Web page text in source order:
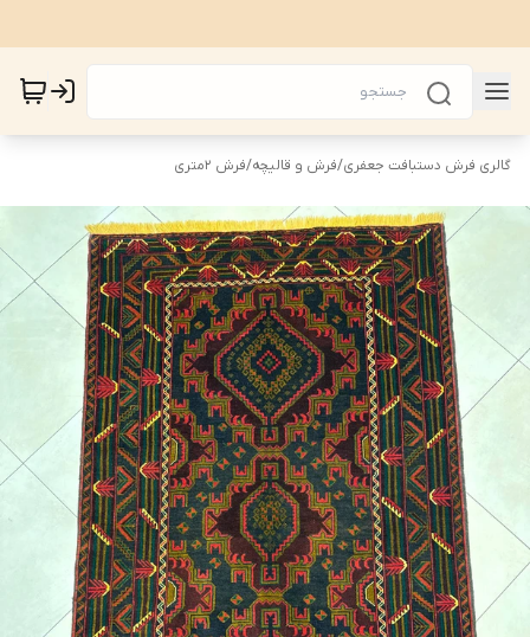
گالری فرش دستبافت جعفری/فرش و قالیچه/فرش 2متری